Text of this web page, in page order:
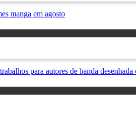
manga em agosto
para autores de banda desenhada